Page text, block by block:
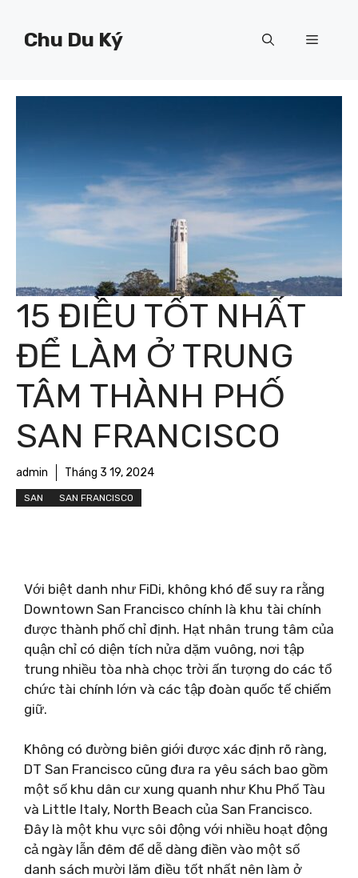
Chu Du Ký Menu
15 ĐIỀU TỐT NHẤT
ĐỂ LÀM Ở TRUNG
TÂM THÀNH PHỐ
SAN FRANCISCO
admin Tháng 3 19, 2024
SAN SAN FRANCISCO
Với biệt danh như FiDi, không khó để suy ra rằng
Downtown San Francisco chính là khu tài chính
được thành phố chỉ định. Hạt nhân trung tâm của
quận chỉ có diện tích nửa dặm vuông, nơi tập
trung nhiều tòa nhà chọc trời ấn tượng do các tổ
chức tài chính lớn và các tập đoàn quốc tế chiếm
giữ.
Không có đường biên giới được xác định rõ ràng,
DT San Francisco cũng đưa ra yêu sách bao gồm
một số khu dân cư xung quanh như Khu Phố Tàu
và Little Italy, North Beach của San Francisco.
Đây là một khu vực sôi động với nhiều hoạt động
cả ngày lẫn đêm để dễ dàng điền vào một số
danh sách mười lăm điều tốt nhất nên làm ở